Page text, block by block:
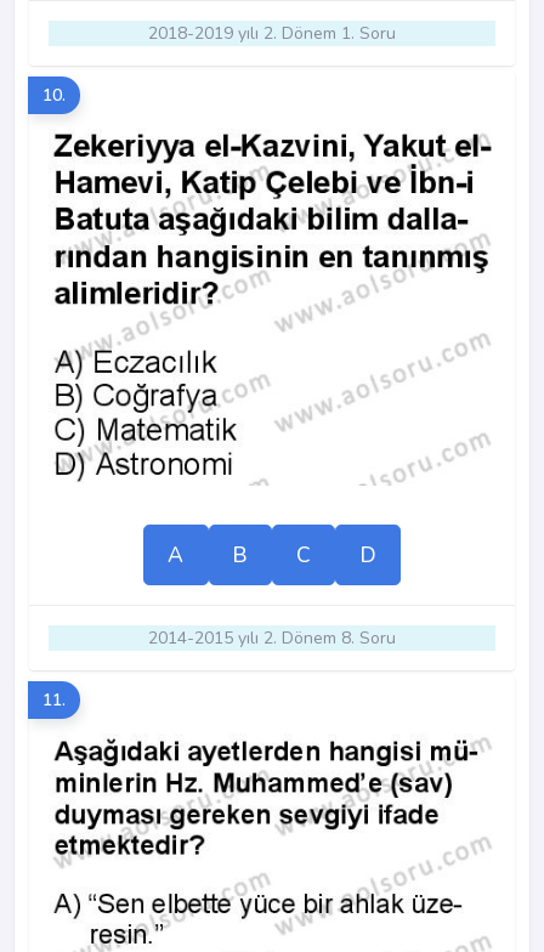
2018-2019 yılı 2. Dönem 1. Soru
10.
A B C D
2014-2015 yılı 2. Dönem 8. Soru
11.